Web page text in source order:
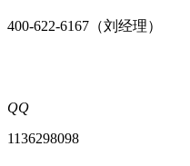
400-622-6167（刘经理）
QQ
1136298098